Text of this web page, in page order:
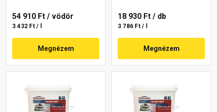
54 910 Ft / vödör
3 432 Ft / l
Megnézem
18 930 Ft / db
3 786 Ft / l
Megnézem